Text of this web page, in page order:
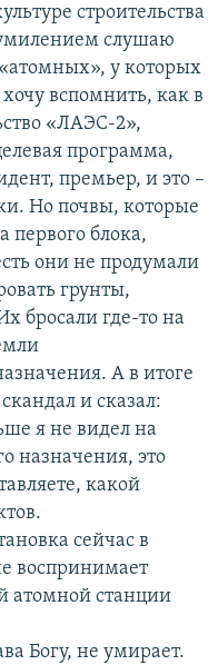
строительства
слушаю
у которых
вспомнить, как в
«ЛАЭС-2»,
программа,
премьер, и это –
Но почвы, которые
блока,
они не продумали
грунты,
бросали где-то на
А в итоге
и сказал:
я не видел на
назначения, это
какой
сейчас в
воспринимает
атомной станции
Богу, не умирает.